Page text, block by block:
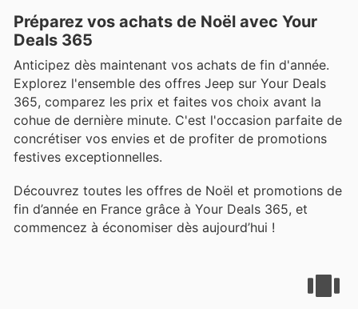
Préparez vos achats de Noël avec Your
Deals 365
Anticipez dès maintenant vos achats de fin d'année.
Explorez l'ensemble des offres Jeep sur Your Deals
365, comparez les prix et faites vos choix avant la
cohue de dernière minute. C'est l'occasion parfaite de
concrétiser vos envies et de profiter de promotions
festives exceptionnelles.
Découvrez toutes les offres de Noël et promotions de
fin d’année en France grâce à Your Deals 365, et
commencez à économiser dès aujourd’hui !